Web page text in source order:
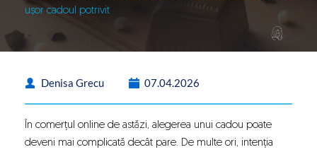
ușor cadoul potrivit
Denisa Grecu 07.04.2026
În comerțul online de astăzi, alegerea unui cadou poate
deveni mai complicată decât pare. De multe ori, intenția